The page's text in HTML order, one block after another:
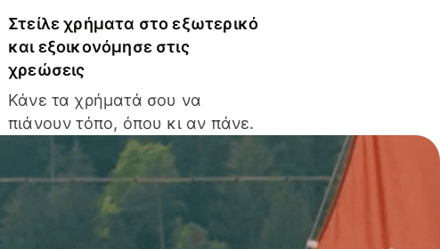
Στείλε χρήματα στο εξωτερικό
και εξοικονόμησε στις
χρεώσεις
Κάνε τα χρήματά σου να
πιάνουν τόπο, όπου κι αν πάνε.